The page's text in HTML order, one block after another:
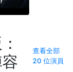
查看全部
20 位演員